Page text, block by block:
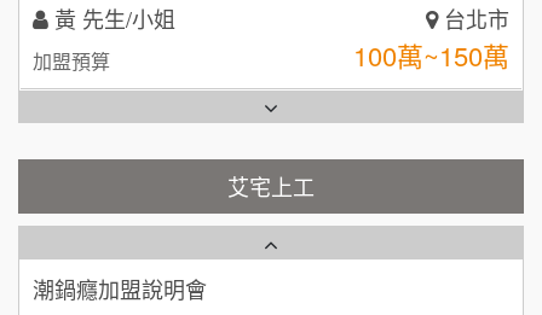
林 先生/小姐 屏東縣
加盟預算 100萬 ~ 200萬
吳 先生/小姐 屏東縣
加盟預算 100萬~200萬
周 先生/小姐 台北
加盟預算 100萬 ~150萬
艾宅上工
台灣G湯加盟說明會
NU PASTA義大利麵加盟說明會
潮鍋癮加盟說明會
蓁伙烤倆吃加盟說明會
藍象廷泰式火鍋加盟說明會
日十。早午食加盟說明會
上宇林加盟說明會